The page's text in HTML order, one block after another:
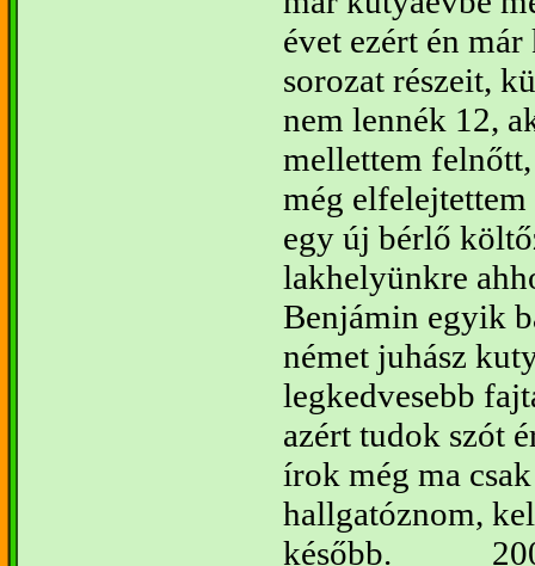
évet ezért én
sorozat részeit,
nem lennék 12,
mellettem
még
egy új bérlő
lakhelyünkre
Benjámin egyik
német juhász
legkedvesebb
azért tudok szót
írok még ma
hallgatóznom,
később.